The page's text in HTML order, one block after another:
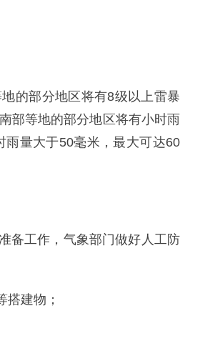
的部分地区将有8级以上雷暴
部等地的部分地区将有小时雨
量大于50毫米，最大可达60
备工作，气象部门做好人工防
建物；